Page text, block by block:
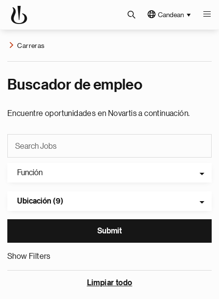
Candean
Carreras
Buscador de empleo
Encuentre oportunidades en Novartis a continuación.
Función
Ubicación (9)
Show Filters
Limpiar todo